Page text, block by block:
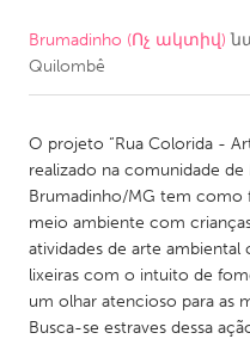
CANADA
Newmarket
South Shore
MALAYSIA
Brumadinho (Ոչ ակտիվ)
Quilombê
O projeto “Rua Colorida -
realizado na comunidade
Brumadinho/MG tem como
meio ambiente com
atividades de arte
lixeiras com o intuito de
um olhar atencioso para as
Busca-se estraves dessa